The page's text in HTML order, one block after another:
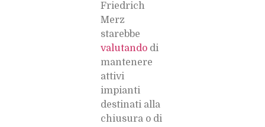
Friedrich
Merz
starebbe
valutandodi
mantenere
attivi
impianti
destinati alla
chiusura o di